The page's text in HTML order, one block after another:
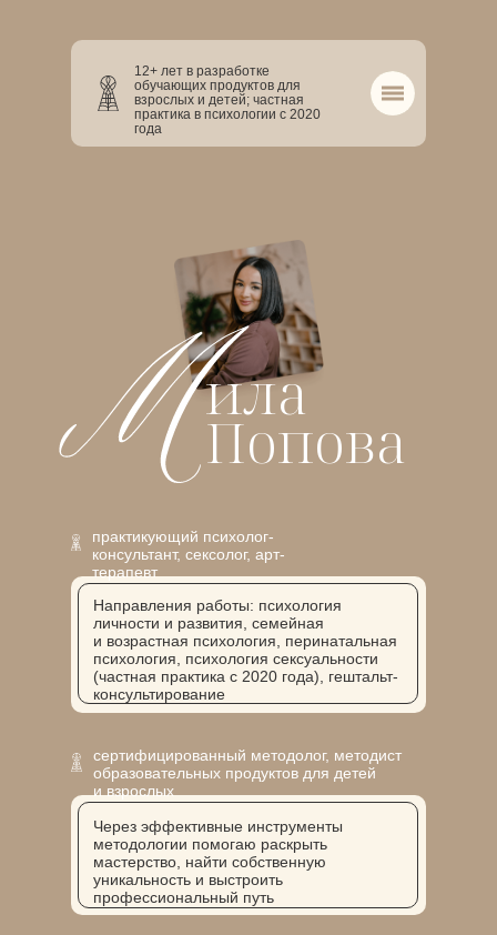
Попова
ила
12+ лет в разработке
обучающих продуктов для
взрослых и детей; частная
практика в психологии с 2020
года
сертифицированный методолог, методист
образовательных продуктов для детей
и взрослых
Через эффективные инструменты
методологии помогаю раскрыть
мастерство, найти собственную
уникальность и выстроить
профессиональный путь
Направления работы: психология
личности и развития, семейная
и возрастная психология, перинатальная
психология, психология сексуальности
(частная практика с 2020 года), гештальт-
консультирование
практикующий психолог-
консультант, сексолог, арт-
терапевт